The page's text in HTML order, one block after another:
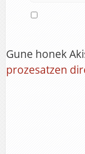
Gune honek
prozesatzen